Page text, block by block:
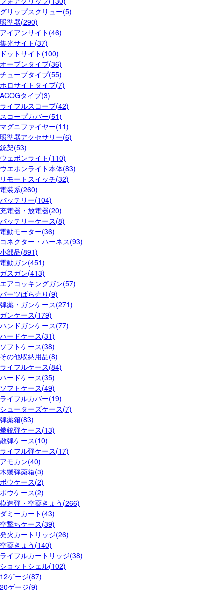
グリップスクリュー(5)
照準器(290)
アイアンサイト(46)
集光サイト(37)
ドットサイト(100)
オープンタイプ(36)
チューブタイプ(55)
ホロサイトタイプ(7)
ACOGタイプ(3)
ライフルスコープ(42)
スコープカバー(51)
マグニファイヤー(11)
照準器アクセサリー(6)
銃架(53)
ウェポンライト(110)
ウエポンライト本体(83)
リモートスイッチ(32)
電装系(260)
バッテリー(104)
充電器・放電器(20)
バッテリーケース(8)
電動モーター(36)
コネクター・ハーネス(93)
小部品(891)
電動ガン(451)
ガスガン(413)
エアコッキングガン(57)
パーツばら売り(9)
弾薬・ガンケース(271)
ガンケース(179)
ハンドガンケース(77)
ハードケース(31)
ソフトケース(38)
その他収納用品(8)
ライフルケース(84)
ハードケース(35)
ソフトケース(49)
ライフルカバー(19)
シューターズケース(7)
弾薬箱(83)
拳銃弾ケース(13)
散弾ケース(10)
ライフル弾ケース(17)
アモカン(40)
木製弾薬箱(3)
ボウケース(2)
ボウケース(2)
模造弾・空薬きょう(266)
ダミーカート(43)
空撃ちケース(39)
発火カートリッジ(26)
空薬きょう(140)
ライフルカートリッジ(38)
ショットシェル(102)
12ゲージ(87)
20ゲージ(9)